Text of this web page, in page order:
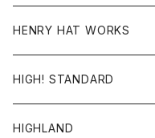
HENRY HAT WORKS
帽子
HIGH! STANDARD
アウター
HIGHLAND